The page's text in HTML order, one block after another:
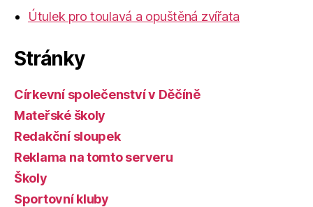
Útulek pro toulavá a opuštěná zvířata
Stránky
Církevní společenství v Děčíně
Mateřské školy
Redakční sloupek
Reklama na tomto serveru
Školy
Sportovní kluby